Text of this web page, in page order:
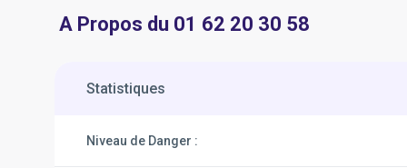
A Propos du 01 62 20 30 58
Statistiques
Niveau de Danger :